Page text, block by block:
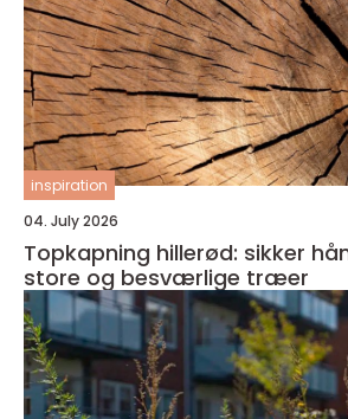
inspiration
04. July 2026
Topkapning hillerød: sikker
store og besværlige træer